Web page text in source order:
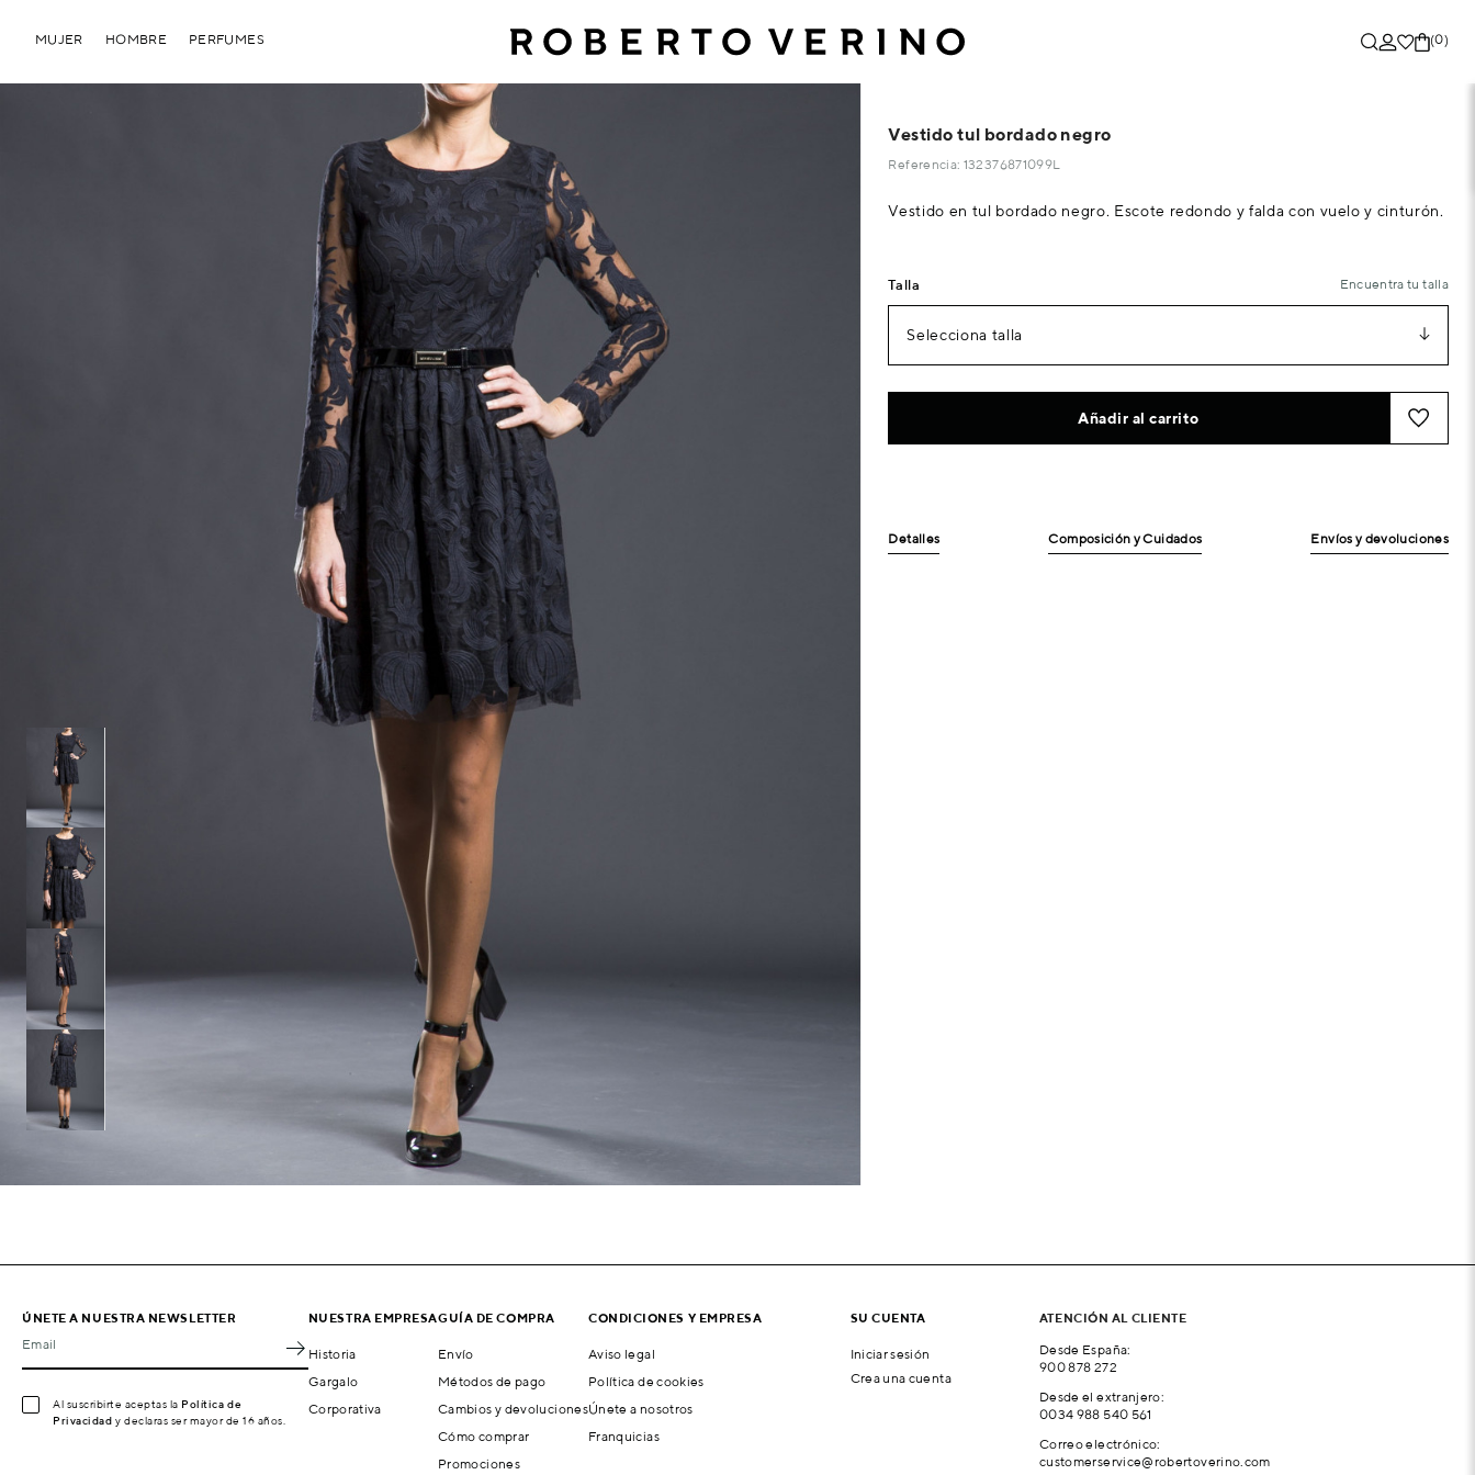
(0)
MUJER HOMBRE PERFUMES
Vestido tul bordado negro
Referencia: 132376871099L
Vestido en tul bordado negro. Escote redondo y falda con vuelo y cinturón.
Talla Encuentra tu talla
Selecciona talla
Añadir al carrito
Detalles Composición y Cuidados Envíos y devoluciones
ÚNETE A NUESTRA NEWSLETTER
Email
Al suscribirte aceptas la Política de
Privacidad y declaras ser mayor de 16 años.
NUESTRA EMPRESA
Historia
Gargalo
Corporativa
GUÍA DE COMPRA
Envío
Métodos de pago
Cambios y devoluciones
Cómo comprar
Promociones
CONDICIONES Y EMPRESA
Aviso legal
Política de cookies
Únete a nosotros
Franquicias
SU CUENTA
Iniciar sesión
Crea una cuenta
ATENCIÓN AL CLIENTE
Desde España:
900 878 272
Desde el extranjero:
0034 988 540 561
Correo electrónico:
customerservice@robertoverino.com